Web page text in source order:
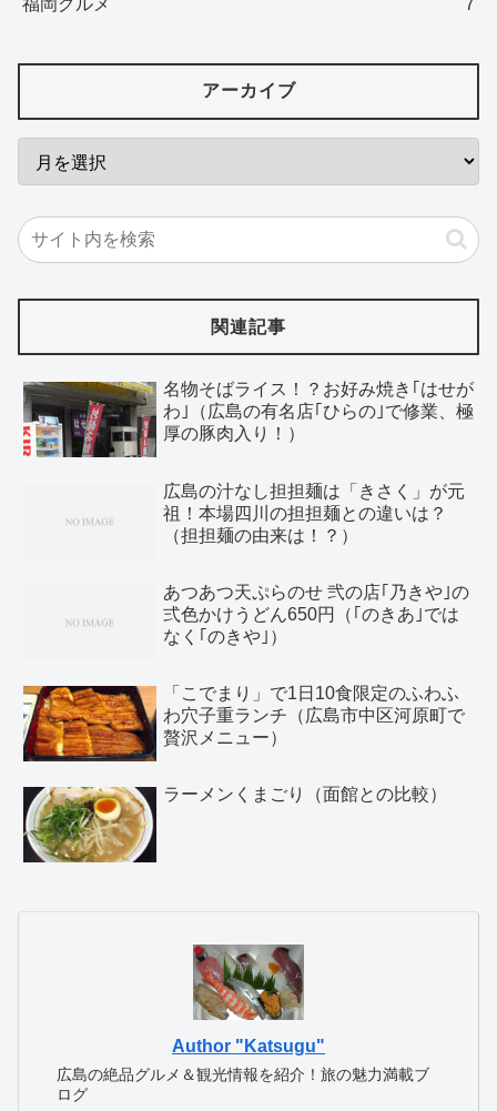
アーカイブ
関連記事
名物そばライス！？お好み焼き｢はせが
わ｣（広島の有名店｢ひらの｣で修業、極
厚の豚肉入り！）
広島の汁なし担担麺は「きさく」が元
祖！本場四川の担担麺との違いは？
（担担麺の由来は！？）
あつあつ天ぷらのせ 弐の店｢乃きや｣の
弍色かけうどん650円（｢のきあ｣では
なく｢のきや｣）
「こでまり」で1日10食限定のふわふ
わ穴子重ランチ（広島市中区河原町で
贅沢メニュー）
ラーメンくまごり（面館との比較）
Author "Katsugu"
広島の絶品グルメ＆観光情報を紹介！旅の魅力満載ブ
ログ